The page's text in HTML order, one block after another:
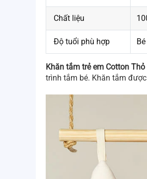
Chất liệu
Độ tuổi phù hợp
Khăn tắm trẻ em Cotton
trình tắm bé. Khăn tắm